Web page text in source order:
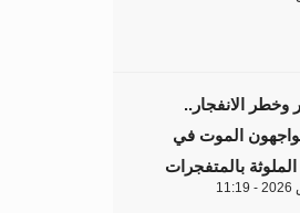
وخطر الانفجار..
يواجهون الموت في
بالمتفجرات